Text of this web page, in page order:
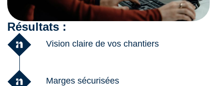
Résultats :
Vision claire de vos chantiers
Marges sécurisées